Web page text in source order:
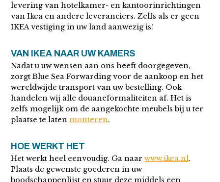
levering van hotelkamer- en kantoorinrichtingen
van Ikea en andere leveranciers. Zelfs als er geen
IKEA vestiging in uw land aanwezig is!
VAN IKEA NAAR UW KAMERS
Nadat u uw wensen aan ons heeft doorgegeven,
zorgt Blue Sea Forwarding voor de aankoop en het
wereldwijde transport van uw bestelling. Ook
handelen wij alle douaneformaliteiten af. Het is
zelfs mogelijk om de aangekochte meubels bij u ter
plaatse te laten monteren.
HOE WERKT HET
Het werkt heel eenvoudig. Ga naar www.ikea.nl.
Plaats de gewenste goederen in uw
boodschappenlijst en stuur deze middels een